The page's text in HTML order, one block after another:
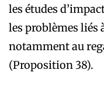
les études
les problèmes liés
notamment au
(Proposition 38).